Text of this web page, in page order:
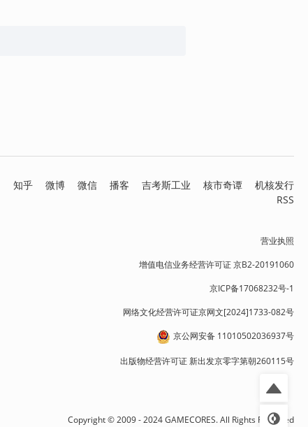
知乎 微博 微信 播客 吉考斯工业 核市奇谭
机核发行
RSS
营业执照
增值电信业务经营许可证 京B2-20191060
京ICP备17068232号-1
网络文化经营许可证京网文[2024]1733-082号
京公网安备 11010502036937号
出版物经营许可证 新出发京零字第朝260115号
Copyright © 2009 - 2024 GAMECORES. All Rights Reserved